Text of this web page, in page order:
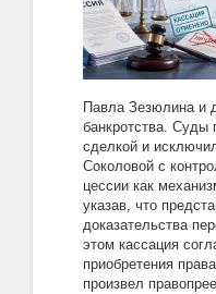
Павла Зезюлина и
банкротства. Суды
сделкой и
Соколовой с
цессии как
указав, что
доказательства
этом кассация
приобретения
произвел